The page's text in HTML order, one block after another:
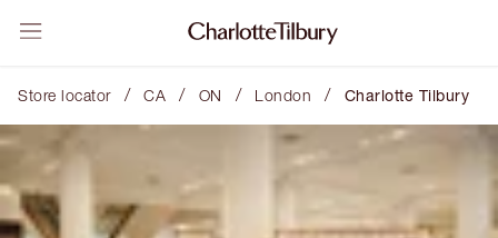
Store locator / CA / ON / London / Charlotte Tilbury